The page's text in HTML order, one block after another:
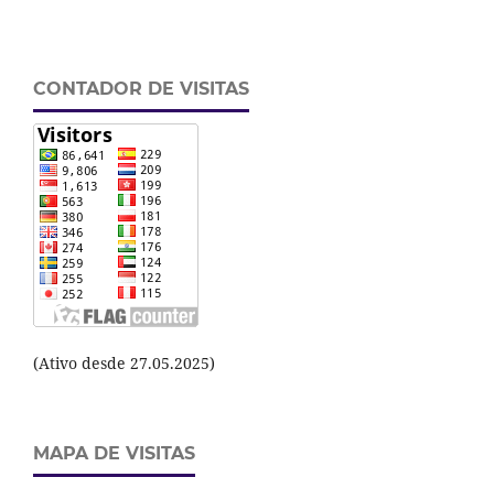
CONTADOR DE VISITAS
(Ativo desde 27.05.2025)
MAPA DE VISITAS